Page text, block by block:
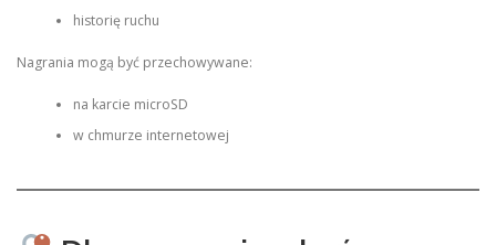
historię ruchu
Nagrania mogą być przechowywane:
na karcie microSD
w chmurze internetowej